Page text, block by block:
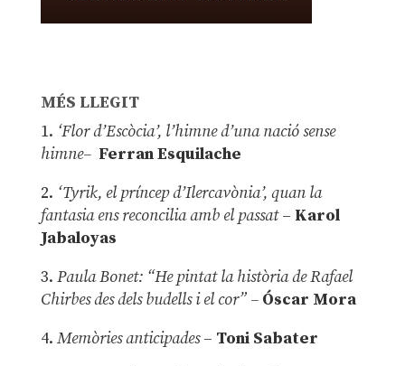
MÉS LLEGIT
1. ‘Flor d’Escòcia’, l’himne d’una nació sense
himne– Ferran Esquilache
2. ‘Tyrik, el príncep d’Ilercavònia’, quan la
fantasia ens reconcilia amb el passat– Karol
Jabaloyas
3. Paula Bonet: “He pintat la història de Rafael
Chirbes des dels budells i el cor” –Óscar Mora
4. Memòries anticipades– Toni Sabater